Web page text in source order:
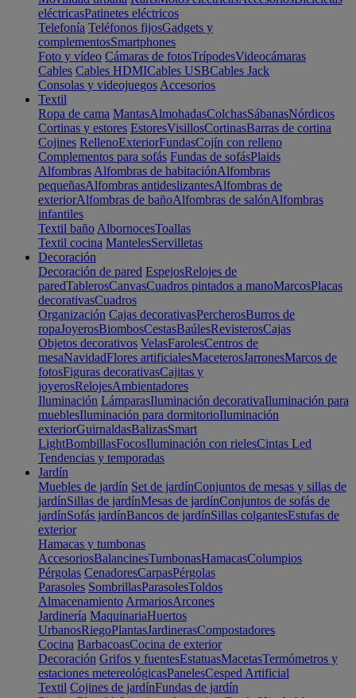
eléctricasPatinetes eléctricos
Telefonía Teléfonos fijosGadgets y
complementosSmartphones
Foto y vídeo Cámaras de fotosTrípodesVideocámaras
Cables Cables HDMICables USBCables Jack
Consolas y videojuegos Accesorios
Textil
Ropa de cama MantasAlmohadasColchasSábanasNórdicos
Cortinas y estores EstoresVisillosCortinasBarras de cortina
Cojines RellenoExteriorFundasCojín con relleno
Complementos para sofás Fundas de sofásPlaids
Alfombras Alfombras de habitaciónAlfombras
pequeñasAlfombras antideslizantesAlfombras de
exteriorAlfombras de bañoAlfombras de salónAlfombras
infantiles
Textil baño AlbornocesToallas
Textil cocina MantelesServilletas
Decoración
Decoración de pared EspejosRelojes de
paredTablerosCanvasCuadros pintados a manoMarcosPlacas
decorativasCuadros
Organización Cajas decorativasPercherosBurros de
ropaJoyerosBiombosCestasBaúlesRevisterosCajas
Objetos decorativos VelasFarolesCentros de
mesaNavidadFlores artificialesMaceterosJarronesMarcos de
fotosFiguras decorativasCajitas y
joyerosRelojesAmbientadores
Iluminación LámparasIluminación decorativaIluminación para
mueblesIluminación para dormitorioIluminación
exteriorGuirnaldasBalizasSmart
LightBombillasFocosIluminación con rielesCintas Led
Tendencias y temporadas
Jardín
Muebles de jardín Set de jardínConjuntos de mesas y sillas de
jardínSillas de jardínMesas de jardínConjuntos de sofás de
jardínSofás jardínBancos de jardínSillas colgantesEstufas de
exterior
Hamacas y tumbonas
AccesoriosBalancinesTumbonasHamacasColumpios
Pérgolas CenadoresCarpasPérgolas
Parasoles SombrillasParasolesToldos
Almacenamiento ArmariosArcones
Jardinería MaquinariaHuertos
UrbanosRiegoPlantasJardinerasCompostadores
Cocina BarbacoasCocina de exterior
Decoración Grifos y fuentesEstatuasMacetasTermómetros y
estaciones metereológicasPanelesCesped Artificial
Textil Cojines de jardínFundas de jardín